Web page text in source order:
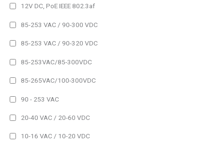
60 lm
400 lm
500 lm
650 lm
750 lm
Filtro
12V DC, PoE IEEE 802.3af
85-253 VAC / 90-300 VDC
85-253 VAC / 90-320 VDC
85-253VAC/85-300VDC
85-265VAC/100-300VDC
90 - 253 VAC
20-40 VAC / 20-60 VDC
10-16 VAC / 10-20 VDC